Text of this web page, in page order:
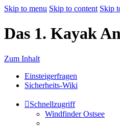
Skip to menu Skip to content Skip
Das 1. Kayak
Zum Inhalt
Einsteigerfragen
Sicherheits-Wiki
Schnellzugriff
Windfinder Ostsee